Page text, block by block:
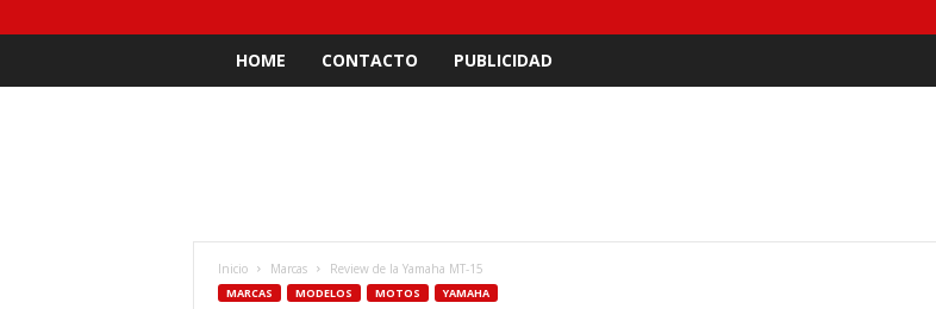
HOME CONTACTO PUBLICIDAD
Inicio Marcas Review de la Yamaha MT-15
MARCAS MODELOS MOTOS YAMAHA